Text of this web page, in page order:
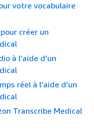
votre vocabulaire
créer un
à l’aide d’un
réel à l’aide d’un
Transcribe Medical